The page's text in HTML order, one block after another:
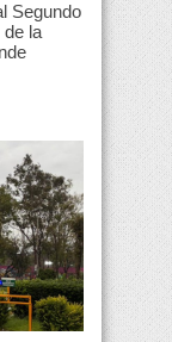
Segundo
de la